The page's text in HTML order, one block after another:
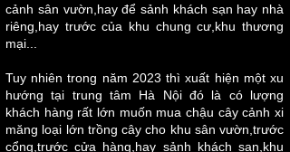
cảnh sân vườn,hay để sảnh khách sạn hay nhà
riêng,hay trước của khu chung cư,khu thương
mại...
Tuy nhiên trong năm 2023 thì xuất hiện một xu
hướng tại trung tâm Hà Nội đó là có lượng
khách hàng rất lớn muốn mua chậu cây cảnh xi
măng loại lớn trồng cây cho khu sân vườn,trước
cổng,trước cửa hàng,hay sảnh khách sạn,khu